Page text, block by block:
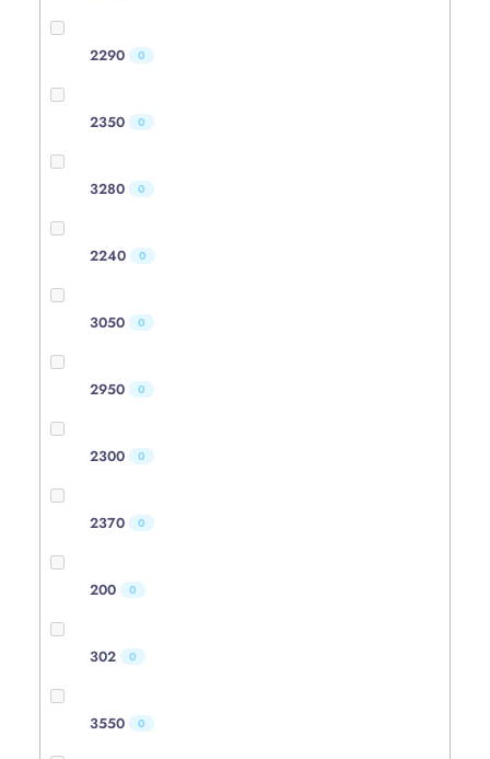
2290 0
2350 0
3280 0
2240 0
3050 0
2950 0
2300 0
2370 0
200 0
302 0
3550 0